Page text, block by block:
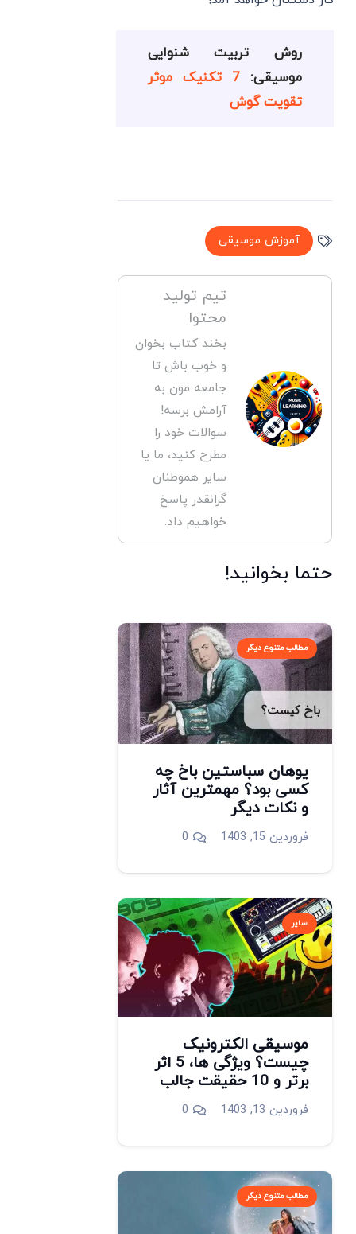
روش تربیت شنوایی
موسیقی:
7 تکنیک موثر
تقویت گوش
آموزش موسیقی
تیم تولید
محتوا
بخند کتاب بخوان
و خوب باش تا
جامعه مون به
آرامش برسه!
سوالات خود را
مطرح کنید، ما یا
سایر هموطنان
گرانقدر پاسخ
خواهیم داد.
حتما بخوانید!
مطالب متنوع دیگر
یوهان سباستین باخ چه
کسی بود؟ مهمترین آثار
و نکات دیگر
فروردین 15, 1403 0
سایر
موسیقی الکترونیک
چیست؟ ویژگی ها، 5 اثر
برتر و 10 حقیقت جالب
فروردین 13, 1403 0
مطالب متنوع دیگر